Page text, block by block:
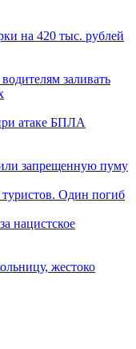
на 420 тыс. рублей
заливать
атаке БПЛА
запрещенную пуму
Один погиб
нацистское
жестоко